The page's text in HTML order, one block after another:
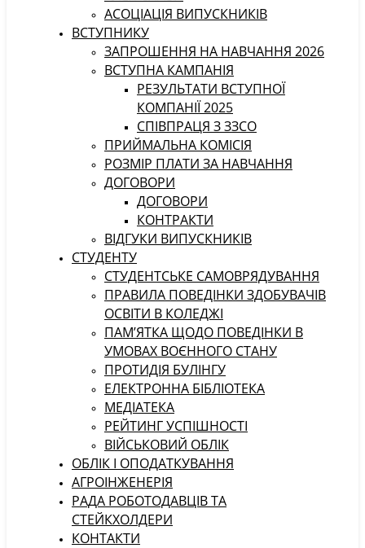
АСОЦІАЦІЯ ВИПУСКНИКІВ
ВСТУПНИКУ
ЗАПРОШЕННЯ НА НАВЧАННЯ 2026
ВСТУПНА КАМПАНІЯ
РЕЗУЛЬТАТИ ВСТУПНОЇ
КОМПАНІЇ 2025
СПІВПРАЦЯ З ЗЗСО
ПРИЙМАЛЬНА КОМІСІЯ
РОЗМІР ПЛАТИ ЗА НАВЧАННЯ
ДОГОВОРИ
ДОГОВОРИ
КОНТРАКТИ
ВІДГУКИ ВИПУСКНИКІВ
СТУДЕНТУ
CТУДЕНТСЬКЕ САМОВРЯДУВАННЯ
ПРАВИЛА ПОВЕДІНКИ ЗДОБУВАЧІВ
ОСВІТИ В КОЛЕДЖІ
ПАМ’ЯТКА ЩОДО ПОВЕДІНКИ В
УМОВАХ ВОЄННОГО СТАНУ
ПРОТИДІЯ БУЛІНГУ
ЕЛЕКТРОННА БІБЛІОТЕКА
МЕДІАТЕКА
РЕЙТИНГ УСПІШНОСТІ
ВІЙСЬКОВИЙ ОБЛІК
ОБЛІК І ОПОДАТКУВАННЯ
АГРОІНЖЕНЕРІЯ
РАДА РОБОТОДАВЦІВ ТА
СТЕЙКХОЛДЕРИ
КОНТАКТИ